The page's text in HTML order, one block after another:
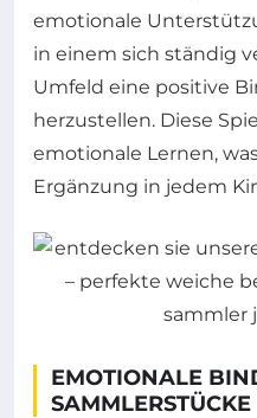
emotionale
in einem sich ständig
Umfeld eine positive
herzustellen. Diese
emotionale Lernen,
Ergänzung in jedem
EMOTIONALE
SAMMLERSTÜCKE